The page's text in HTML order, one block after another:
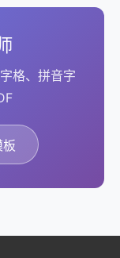
格、拼音字
板